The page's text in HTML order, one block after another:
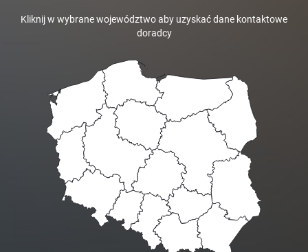
Kliknij w wybrane województwo aby uzyskać dane kontaktowe
doradcy